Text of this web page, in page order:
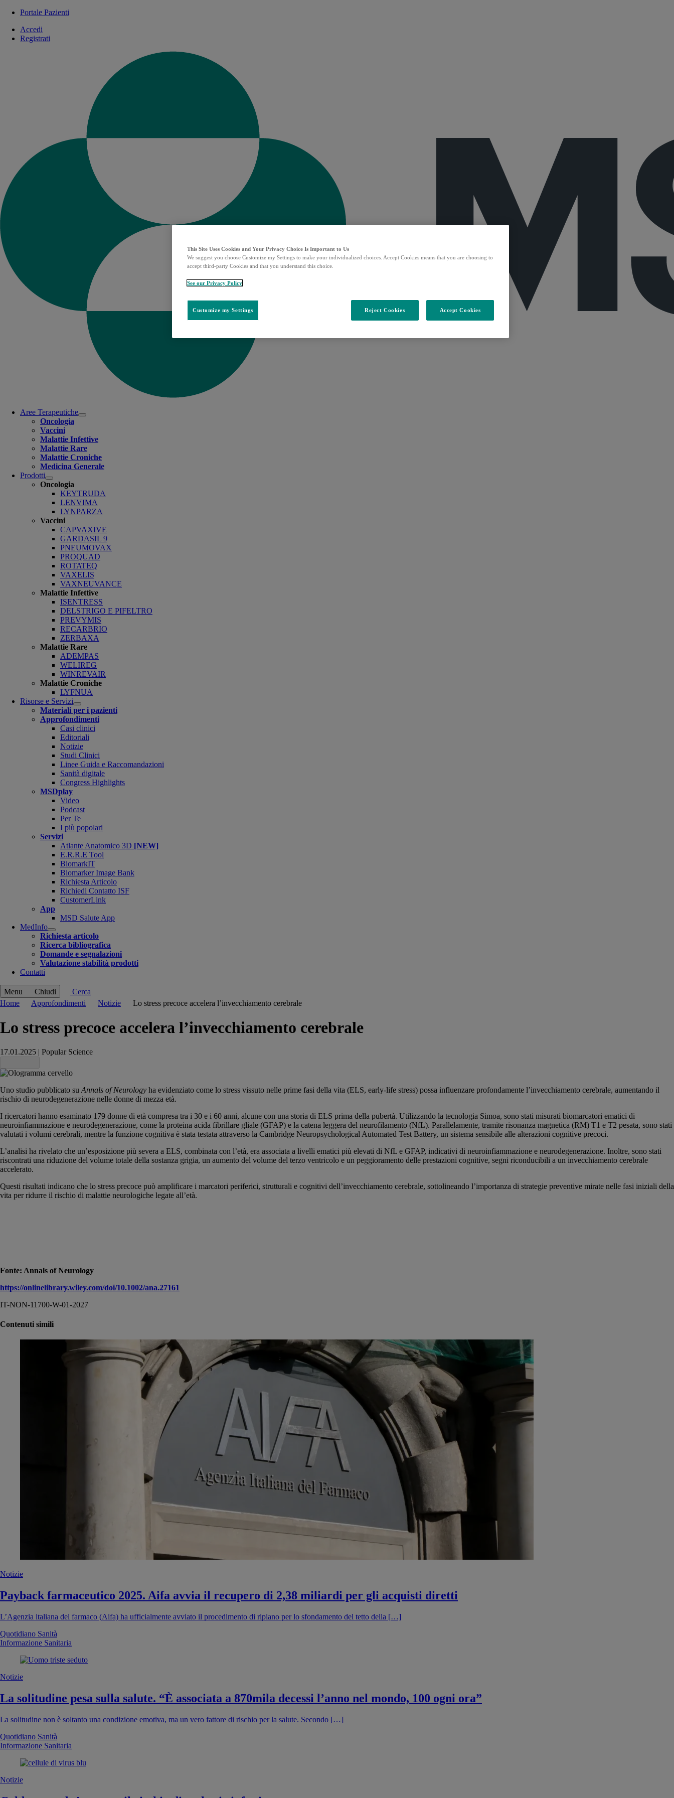
Portale Pazienti
Accedi
Registrati
Aree Terapeutiche
Open
Oncologia
Vaccini
Malattie Infettive
Malattie Rare
Malattie Croniche
Medicina Generale
Prodotti
Open
submenu
Oncologia
KEYTRUDA
LENVIMA
LYNPARZA
Vaccini
CAPVAXIVE
GARDASIL 9
PNEUMOVAX
PROQUAD
ROTATEQ
VAXELIS
VAXNEUVANCE
Malattie Infettive
ISENTRESS
DELSTRIGO E PIFELTRO
PREVYMIS
RECARBRIO
ZERBAXA
Malattie Rare
ADEMPAS
WELIREG
WINREVAIR
Malattie Croniche
LYFNUA
Risorse e Servizi
Open
submenu
Materiali per i pazienti
Approfondimenti
Casi clinici
Editoriali
Notizie
Studi Clinici
Linee Guida e Raccomandazioni
Sanità digitale
Congress Highlights
MSDplay
Video
Podcast
Per Te
I più popolari
Servizi
Atlante Anatomico 3D [NEW]
E.R.R.E Tool
BiomarkIT
Biomarker Image Bank
Richiesta Articolo
Richiedi Contatto ISF
CustomerLink
App
MSD Salute App
MedInfo
Open
submenu
Richiesta articolo
Ricerca bibliografica
Domande e segnalazioni
Valutazione stabilità prodotti
Contatti
Menu Chiudi
Cerca
Home
Approfondimenti Notizie Lo stress precoce accelera l’invecchiamento cerebrale
Lo stress precoce accelera l’invecchiamento cerebrale
17.01.2025 | Popular Science
Uno studio pubblicato su Annals of Neurology ha evidenziato come lo stress vissuto nelle prime fasi della vita (ELS, early-life stress) possa influenzare profondamente l’invecchiamento cerebrale, aumentando il
rischio di neurodegenerazione nelle donne di mezza età.
I ricercatori hanno esaminato 179 donne di età compresa tra i 30 e i 60 anni, alcune con una storia di ELS prima della pubertà. Utilizzando la tecnologia Simoa, sono stati misurati biomarcatori ematici di
neuroinfiammazione e neurodegenerazione, come la proteina acida fibrillare gliale (GFAP) e la catena leggera del neurofilamento (NfL). Parallelamente, tramite risonanza magnetica (RM) T1 e T2 pesata, sono stati
valutati i volumi cerebrali, mentre la funzione cognitiva è stata testata attraverso la Cambridge Neuropsychological Automated Test Battery, un sistema sensibile alle alterazioni cognitive precoci.
L’analisi ha rivelato che un’esposizione più severa a ELS, combinata con l’età, era associata a livelli ematici più elevati di NfL e GFAP, indicativi di neuroinfiammazione e neurodegenerazione. Inoltre, sono stati
riscontrati una riduzione del volume totale della sostanza grigia, un aumento del volume del terzo ventricolo e un peggioramento delle prestazioni cognitive, segni riconducibili a un invecchiamento cerebrale
accelerato.
Questi risultati indicano che lo stress precoce può amplificare i marcatori periferici, strutturali e cognitivi dell’invecchiamento cerebrale, sottolineando l’importanza di strategie preventive mirate nelle fasi iniziali della
vita per ridurre il rischio di malattie neurologiche legate all’età.
Fonte: Annals of Neurology
https://onlinelibrary.wiley.com/doi/10.1002/ana.27161
IT-NON-11700-W-01-2027
Contenuti simili
Notizie
Payback farmaceutico 2025. Aifa avvia il recupero di 2,38 miliardi per gli acquisti diretti
L’Agenzia italiana del farmaco (Aifa) ha ufficialmente avviato il procedimento di ripiano per lo sfondamento del tetto della […]
Quotidiano Sanità
Informazione Sanitaria
Notizie
La solitudine pesa sulla salute. “È associata a 870mila decessi l’anno nel mondo, 100 ogni ora”
La solitudine non è soltanto una condizione emotiva, ma un vero fattore di rischio per la salute. Secondo […]
Quotidiano Sanità
Informazione Sanitaria
Notizie
This Site Uses Cookies and Your Privacy Choice Is Important to Us
We suggest you choose Customize my Settings to make your individualized choices. Accept Cookies means that you are choosing to
accept third-party Cookies and that you understand this choice.
See our Privacy Policy
Customize my Settings Reject Cookies Accept Cookies